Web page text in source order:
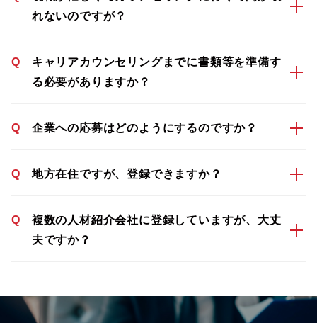
れないのですが？
Q
キャリアカウンセリングまでに書類等を準備す
る必要がありますか？
Q 企業への応募はどのようにするのですか？
Q 地方在住ですが、登録できますか？
Q
複数の人材紹介会社に登録していますが、大丈
夫ですか？